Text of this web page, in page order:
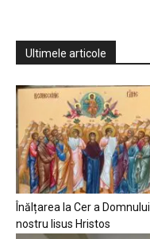
Ultimele articole
Înălțarea la Cer a Domnului
nostru Iisus Hristos